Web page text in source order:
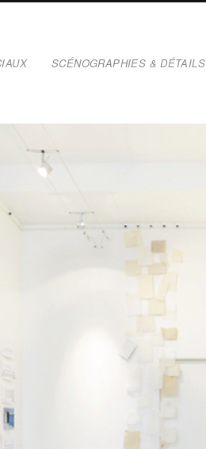
SCÉNOGRAPHIES & DÉTAILS